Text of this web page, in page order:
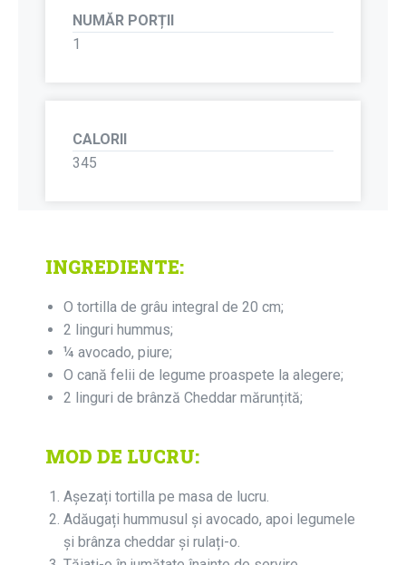
NUMĂR PORȚII
1
CALORII
345
INGREDIENTE:
O tortilla de grâu integral de 20 cm;
2 linguri hummus;
¼ avocado, piure;
O cană felii de legume proaspete la alegere;
2 linguri de brânză Cheddar mărunțită;
MOD DE LUCRU:
Așezați tortilla pe masa de lucru.
Adăugați hummusul și avocado, apoi legumele
și brânza cheddar și rulați-o.